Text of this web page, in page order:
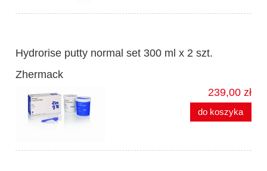
Hydrorise putty normal set 300 ml x 2 szt.
Zhermack
239,00 zł
do koszyka